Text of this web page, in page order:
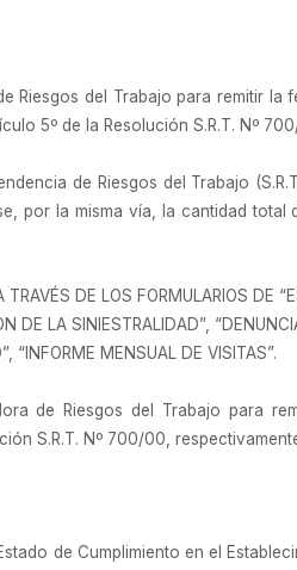
del Trabajo para remitir la
5º de la Resolución S.R.T. Nº
de Riesgos del Trabajo
por la misma vía, la cantidad total
DE LOS FORMULARIOS DE
DE LA SINIESTRALIDAD”,
“INFORME MENSUAL DE VISITAS”.
de Riesgos del Trabajo para
S.R.T. Nº 700/00,
de Cumplimiento en el